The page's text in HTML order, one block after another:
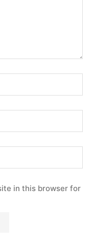
in this browser for